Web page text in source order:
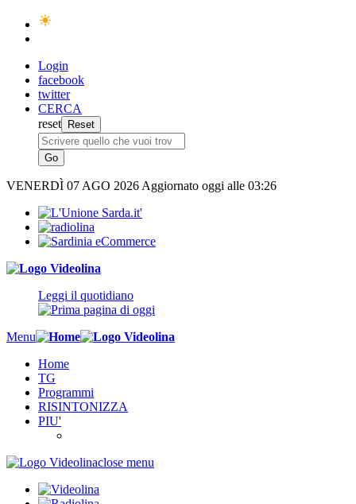
Login
facebook
twitter
CERCA
reset
VENERDÌ 07 AGO 2026 Aggiornato oggi alle 03:26
Leggi il quotidiano
Menu
Home
TG
Programmi
RISINTONIZZA
PIU'
close menu